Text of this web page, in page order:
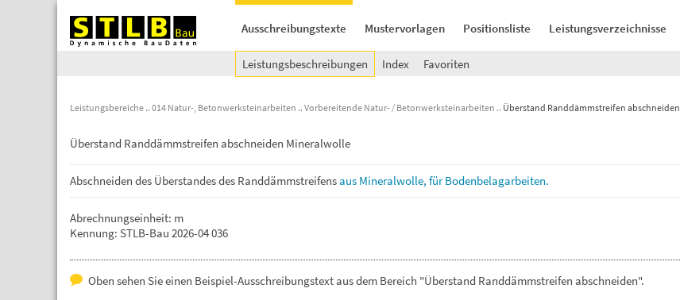
Ausschreibungstexte Mustervorlagen Positionsliste Leistungsverzeichnisse
Leistungsbeschreibungen Index Favoriten
Leistungsbereiche 014 Natur-, Betonwerksteinarbeiten Vorbereitende Natur- / Betonwerksteinarbeiten Überstand Randdämmstreifen abschneiden
Überstand Randdämmstreifen abschneiden Mineralwolle
Abschneiden des Überstandesdes Randdämmstreifensaus Mineralwolle, fürBodenbelagarbeiten.
Abrechnungseinheit: m
Kennung: STLB-Bau 2026-04 036
Oben sehen Sie einen Beispiel-Ausschreibungstext aus dem Bereich "Überstand Randdämmstreifen abschneiden".